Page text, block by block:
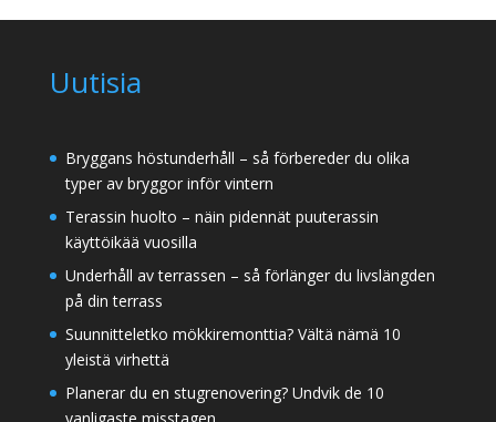
Uutisia
Bryggans höstunderhåll – så förbereder du olika
typer av bryggor inför vintern
Terassin huolto – näin pidennät puuterassin
käyttöikää vuosilla
Underhåll av terrassen – så förlänger du livslängden
på din terrass
Suunnitteletko mökkiremonttia? Vältä nämä 10
yleistä virhettä
Planerar du en stugrenovering? Undvik de 10